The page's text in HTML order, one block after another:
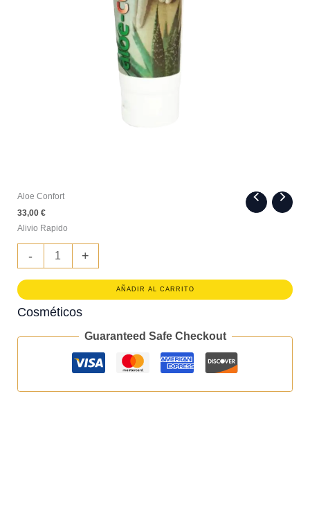
Aloe Confort
33,00 €
Alivio Rapido
-
cantidad
+
AÑADIR AL CARRITO
Cosméticos
Guaranteed Safe Checkout